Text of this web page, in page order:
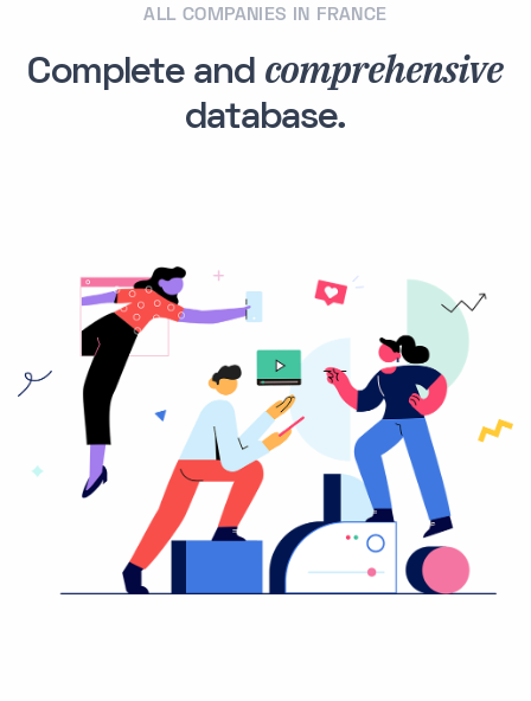
ALL COMPANIES IN FRANCE
Complete and comprehensive
database.